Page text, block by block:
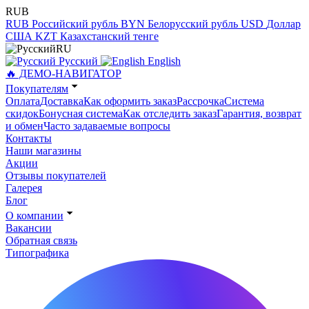
RUB
RUB Российский рубль BYN Белорусский рубль USD Доллар
США KZT Казахстанский тенге
RU
Русский
English
🔥 ДЕМО-НАВИГАТОР
Покупателям
ОплатаДоставкаКак оформить заказРассрочкаСистема
скидокБонусная системаКак отследить заказГарантия, возврат
и обменЧасто задаваемые вопросы
Контакты
Наши магазины
Акции
Отзывы покупателей
Галерея
Блог
О компании
Вакансии
Обратная связь
Типографика